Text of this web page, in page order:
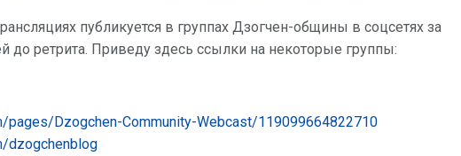
публикуется в группах Дзогчен-общины в соцсетях за
до ретрита. Приведу здесь ссылки на некоторые группы:
pages/Dzogchen-Community-Webcast/119099664822710
dzogchenblog